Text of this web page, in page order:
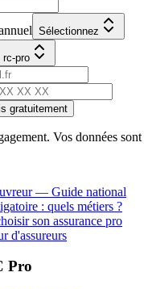
Sélectionnez
rc-pro
gratuitement
Vos données sont
— Guide national
: quels métiers ?
son assurance pro
d'assureurs
Pro